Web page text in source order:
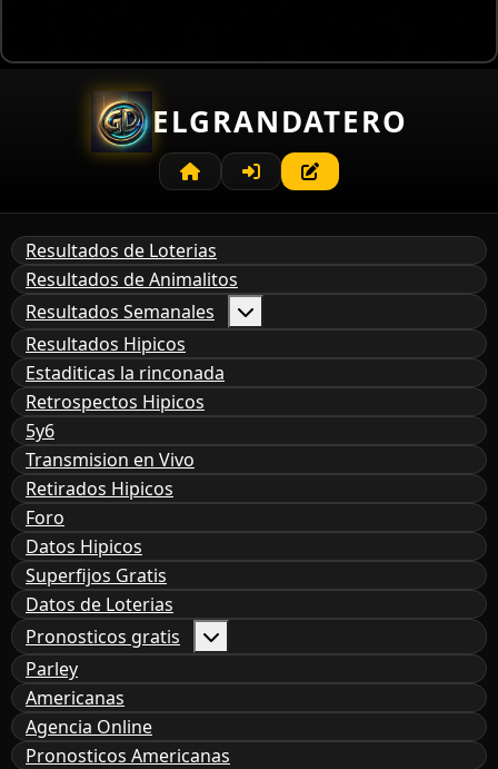
ELGRANDATERO
Resultados de Loterias
Resultados de Animalitos
Resultados Semanales
Resultados Hipicos
Estaditicas la rinconada
Retrospectos Hipicos
5y6
Transmision en Vivo
Retirados Hipicos
Foro
Datos Hipicos
Superfijos Gratis
Datos de Loterias
Pronosticos gratis
Parley
Americanas
Agencia Online
Pronosticos Americanas